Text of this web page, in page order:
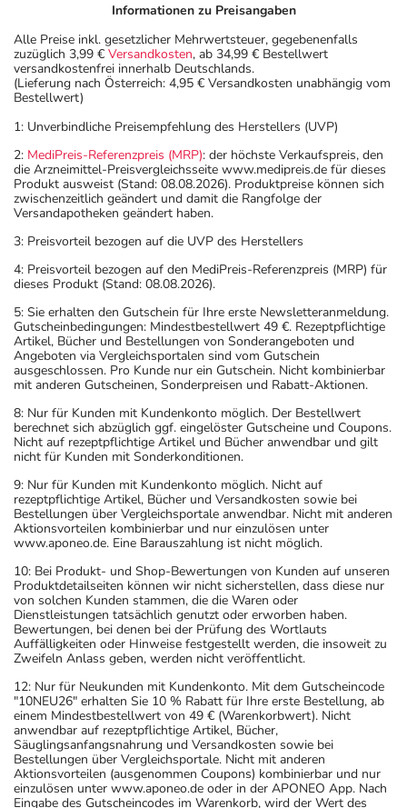
Informationen zu Preisangaben
Alle Preise inkl. gesetzlicher Mehrwertsteuer, gegebenenfalls
zuzüglich 3,99 € Versandkosten, ab 34,99 € Bestellwert
versandkostenfrei innerhalb Deutschlands.
(Lieferung nach Österreich: 4,95 € Versandkosten unabhängig vom
Bestellwert)
1: Unverbindliche Preisempfehlung des Herstellers (UVP)
2: MediPreis-Referenzpreis (MRP): der höchste Verkaufspreis, den
die Arzneimittel-Preisvergleichsseite www.medipreis.de für dieses
Produkt ausweist (Stand: 08.08.2026). Produktpreise können sich
zwischenzeitlich geändert und damit die Rangfolge der
Versandapotheken geändert haben.
3: Preisvorteil bezogen auf die UVP des Herstellers
4: Preisvorteil bezogen auf den MediPreis-Referenzpreis (MRP) für
dieses Produkt (Stand: 08.08.2026).
5: Sie erhalten den Gutschein für Ihre erste Newsletteranmeldung.
Gutscheinbedingungen: Mindestbestellwert 49 €. Rezeptpflichtige
Artikel, Bücher und Bestellungen von Sonderangeboten und
Angeboten via Vergleichsportalen sind vom Gutschein
ausgeschlossen. Pro Kunde nur ein Gutschein. Nicht kombinierbar
mit anderen Gutscheinen, Sonderpreisen und Rabatt-Aktionen.
8: Nur für Kunden mit Kundenkonto möglich. Der Bestellwert
berechnet sich abzüglich ggf. eingelöster Gutscheine und Coupons.
Nicht auf rezeptpflichtige Artikel und Bücher anwendbar und gilt
nicht für Kunden mit Sonderkonditionen.
9: Nur für Kunden mit Kundenkonto möglich. Nicht auf
rezeptpflichtige Artikel, Bücher und Versandkosten sowie bei
Bestellungen über Vergleichsportale anwendbar. Nicht mit anderen
Aktionsvorteilen kombinierbar und nur einzulösen unter
www.aponeo.de. Eine Barauszahlung ist nicht möglich.
10: Bei Produkt- und Shop-Bewertungen von Kunden auf unseren
Produktdetailseiten können wir nicht sicherstellen, dass diese nur
von solchen Kunden stammen, die die Waren oder
Dienstleistungen tatsächlich genutzt oder erworben haben.
Bewertungen, bei denen bei der Prüfung des Wortlauts
Auffälligkeiten oder Hinweise festgestellt werden, die insoweit zu
Zweifeln Anlass geben, werden nicht veröffentlicht.
12: Nur für Neukunden mit Kundenkonto. Mit dem Gutscheincode
"10NEU26" erhalten Sie 10 % Rabatt für Ihre erste Bestellung, ab
einem Mindestbestellwert von 49 € (Warenkorbwert). Nicht
anwendbar auf rezeptpflichtige Artikel, Bücher,
Säuglingsanfangsnahrung und Versandkosten sowie bei
Bestellungen über Vergleichsportale. Nicht mit anderen
Aktionsvorteilen (ausgenommen Coupons) kombinierbar und nur
einzulösen unter www.aponeo.de oder in der APONEO App. Nach
Eingabe des Gutscheincodes im Warenkorb, wird der Wert des